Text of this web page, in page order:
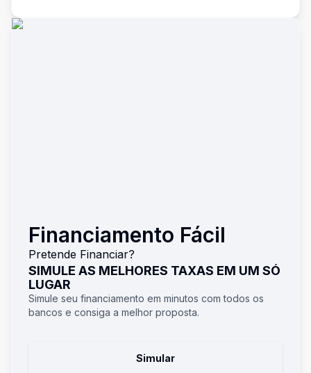
Financiamento Fácil
Pretende Financiar?
SIMULE AS MELHORES TAXAS EM UM SÓ
LUGAR
Simule seu financiamento em minutos com todos os
bancos e consiga a melhor proposta.
Simular